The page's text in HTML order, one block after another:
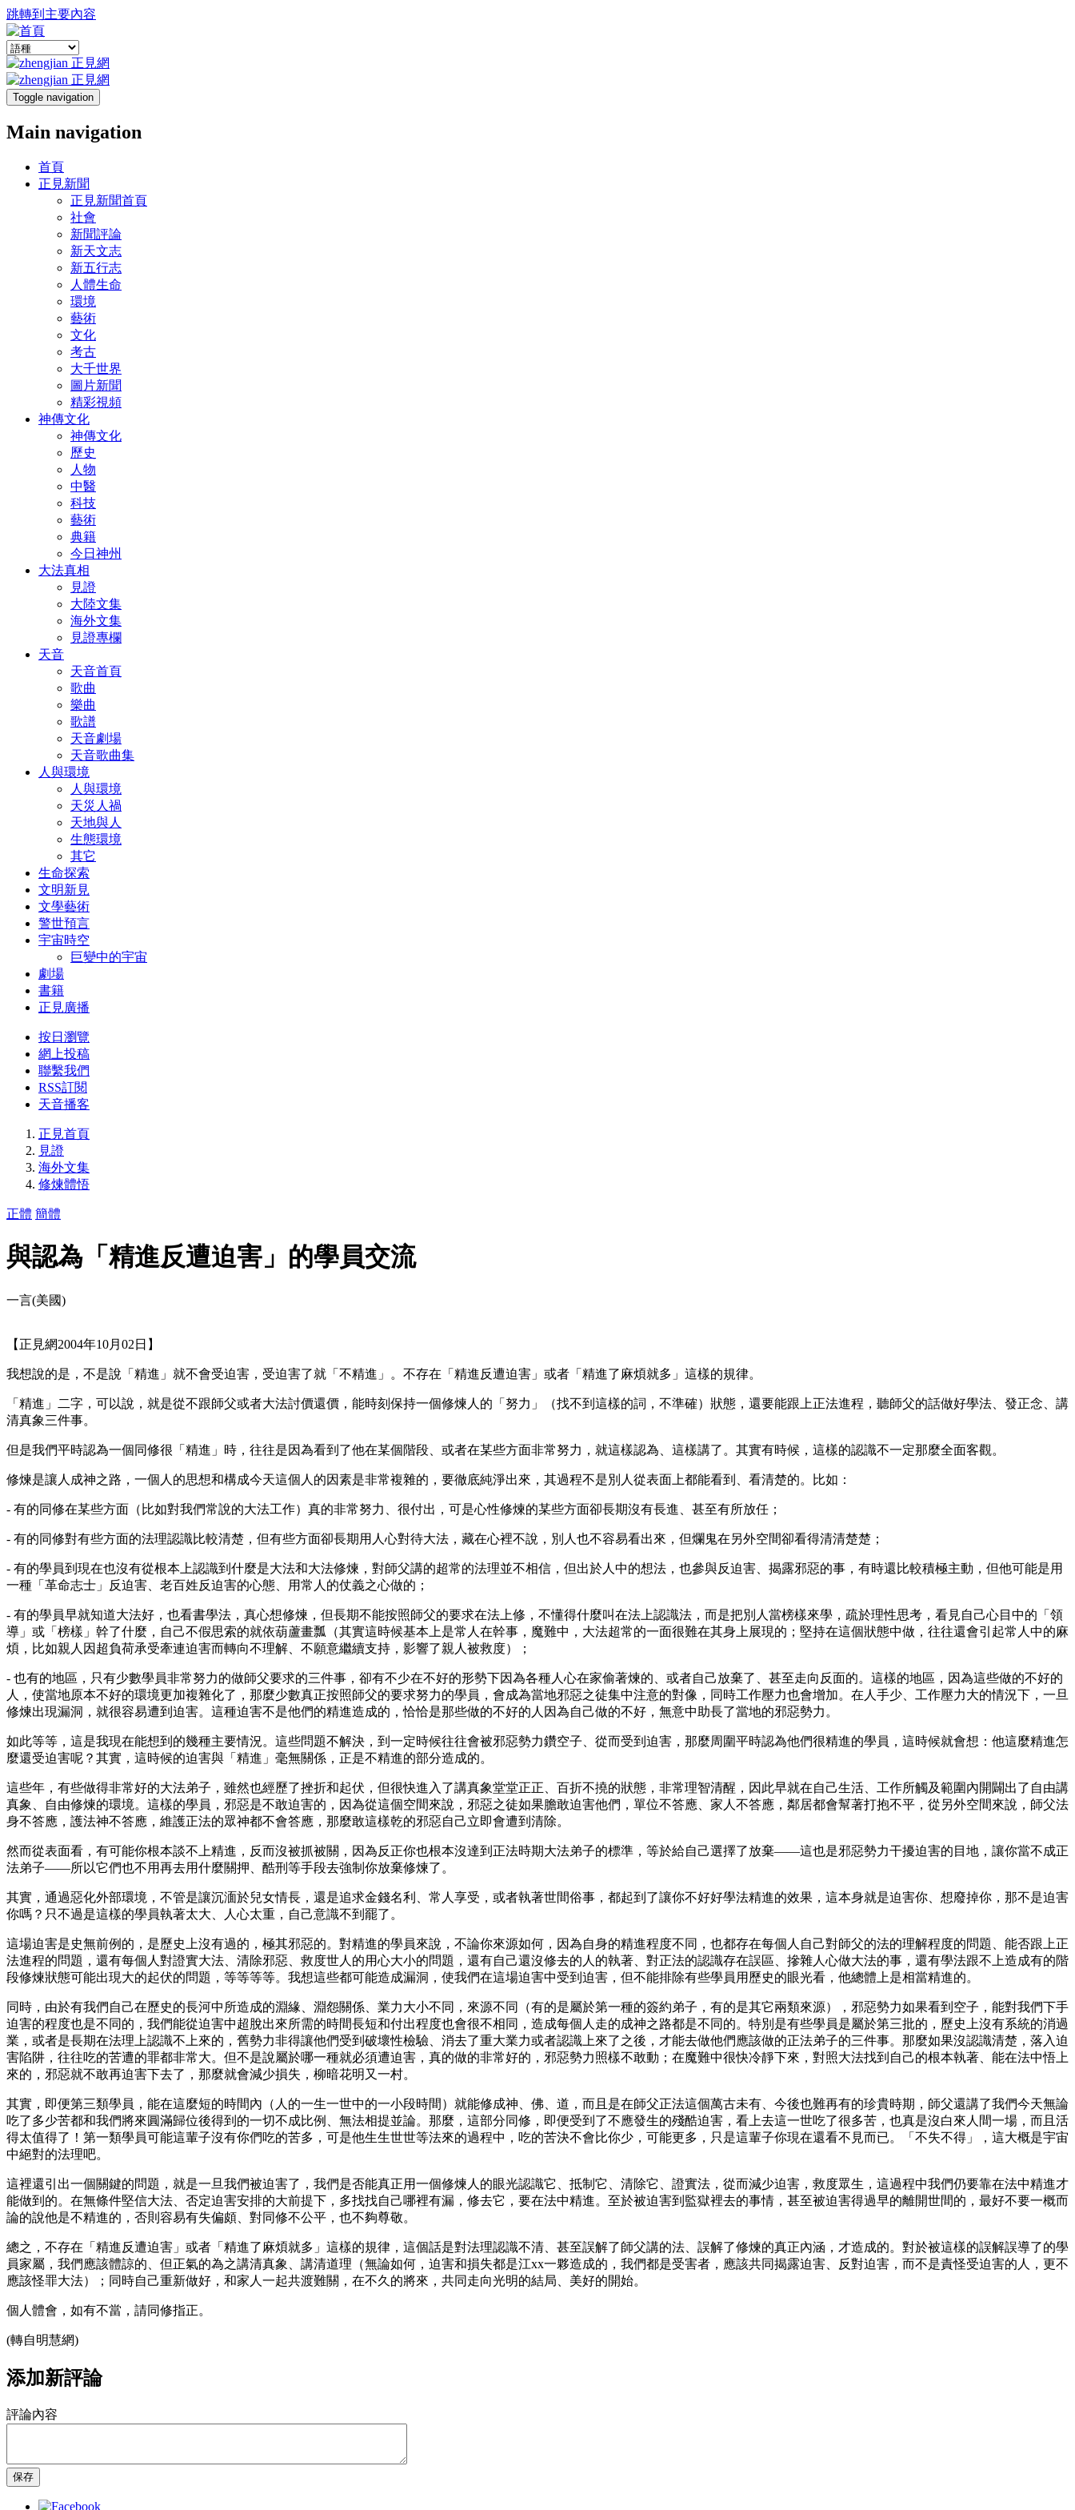
跳轉到主要內容
Toggle navigation
Main navigation
首頁
正見新聞
正見新聞首頁
社會
新聞評論
新天文志
新五行志
人體生命
環境
藝術
文化
考古
大千世界
圖片新聞
精彩視頻
神傳文化
神傳文化
歷史
人物
中醫
科技
藝術
典籍
今日神州
大法真相
見證
大陸文集
海外文集
見證專欄
天音
天音首頁
歌曲
樂曲
歌譜
天音劇場
天音歌曲集
人與環境
人與環境
天災人禍
天地與人
生態環境
其它
生命探索
文明新見
文學藝術
警世預言
宇宙時空
巨變中的宇宙
劇場
書籍
正見廣播
按日瀏覽
網上投稿
聯繫我們
RSS訂閱
天音播客
正見首頁
見證
海外文集
修煉體悟
正體 簡體
與認為「精進反遭迫害」的學員交流
一言(美國)
【正見網2004年10月02日】
我想說的是，不是說「精進」就不會受迫害，受迫害了就「不精進」。不存在「精進反遭迫害」或者「精進了麻煩就多」這樣的規律。
「精進」二字，可以說，就是從不跟師父或者大法討價還價，能時刻保持一個修煉人的「努力」（找不到這樣的詞，不準確）狀態，還要能跟上正法進程，聽師父的話做好學法、發正念、講
清真象三件事。
但是我們平時認為一個同修很「精進」時，往往是因為看到了他在某個階段、或者在某些方面非常努力，就這樣認為、這樣講了。其實有時候，這樣的認識不一定那麼全面客觀。
修煉是讓人成神之路，一個人的思想和構成今天這個人的因素是非常複雜的，要徹底純淨出來，其過程不是別人從表面上都能看到、看清楚的。比如：
- 有的同修在某些方面（比如對我們常說的大法工作）真的非常努力、很付出，可是心性修煉的某些方面卻長期沒有長進、甚至有所放任；
- 有的同修對有些方面的法理認識比較清楚，但有些方面卻長期用人心對待大法，藏在心裡不說，別人也不容易看出來，但爛鬼在另外空間卻看得清清楚楚；
- 有的學員到現在也沒有從根本上認識到什麼是大法和大法修煉，對師父講的超常的法理並不相信，但出於人中的想法，也參與反迫害、揭露邪惡的事，有時還比較積極主動，但他可能是用
一種「革命志士」反迫害、老百姓反迫害的心態、用常人的仗義之心做的；
- 有的學員早就知道大法好，也看書學法，真心想修煉，但長期不能按照師父的要求在法上修，不懂得什麼叫在法上認識法，而是把別人當榜樣來學，疏於理性思考，看見自己心目中的「領
導」或「榜樣」幹了什麼，自己不假思索的就依葫蘆畫瓢（其實這時候基本上是常人在幹事，魔難中，大法超常的一面很難在其身上展現的；堅持在這個狀態中做，往往還會引起常人中的麻
煩，比如親人因超負荷承受牽連迫害而轉向不理解、不願意繼續支持，影響了親人被救度）；
- 也有的地區，只有少數學員非常努力的做師父要求的三件事，卻有不少在不好的形勢下因為各種人心在家偷著煉的、或者自己放棄了、甚至走向反面的。這樣的地區，因為這些做的不好的
人，使當地原本不好的環境更加複雜化了，那麼少數真正按照師父的要求努力的學員，會成為當地邪惡之徒集中注意的對像，同時工作壓力也會增加。在人手少、工作壓力大的情況下，一旦
修煉出現漏洞，就很容易遭到迫害。這種迫害不是他們的精進造成的，恰恰是那些做的不好的人因為自己做的不好，無意中助長了當地的邪惡勢力。
如此等等，這是我現在能想到的幾種主要情況。這些問題不解決，到一定時候往往會被邪惡勢力鑽空子、從而受到迫害，那麼周圍平時認為他們很精進的學員，這時候就會想：他這麼精進怎
麼還受迫害呢？其實，這時候的迫害與「精進」毫無關係，正是不精進的部分造成的。
這些年，有些做得非常好的大法弟子，雖然也經歷了挫折和起伏，但很快進入了講真象堂堂正正、百折不撓的狀態，非常理智清醒，因此早就在自己生活、工作所觸及範圍內開闢出了自由講
真象、自由修煉的環境。這樣的學員，邪惡是不敢迫害的，因為從這個空間來說，邪惡之徒如果膽敢迫害他們，單位不答應、家人不答應，鄰居都會幫著打抱不平，從另外空間來說，師父法
身不答應，護法神不答應，維護正法的眾神都不會答應，那麼敢這樣乾的邪惡自己立即會遭到清除。
然而從表面看，有可能你根本談不上精進，反而沒被抓被關，因為反正你也根本沒達到正法時期大法弟子的標準，等於給自己選擇了放棄――這也是邪惡勢力干擾迫害的目地，讓你當不成正
法弟子――所以它們也不用再去用什麼關押、酷刑等手段去強制你放棄修煉了。
其實，通過惡化外部環境，不管是讓沉湎於兒女情長，還是追求金錢名利、常人享受，或者執著世間俗事，都起到了讓你不好好學法精進的效果，這本身就是迫害你、想廢掉你，那不是迫害
你嗎？只不過是這樣的學員執著太大、人心太重，自己意識不到罷了。
這場迫害是史無前例的，是歷史上沒有過的，極其邪惡的。對精進的學員來說，不論你來源如何，因為自身的精進程度不同，也都存在每個人自己對師父的法的理解程度的問題、能否跟上正
法進程的問題，還有每個人對證實大法、清除邪惡、救度世人的用心大小的問題，還有自己還沒修去的人的執著、對正法的認識存在誤區、摻雜人心做大法的事，還有學法跟不上造成有的階
段修煉狀態可能出現大的起伏的問題，等等等等。我想這些都可能造成漏洞，使我們在這場迫害中受到迫害，但不能排除有些學員用歷史的眼光看，他總體上是相當精進的。
同時，由於有我們自己在歷史的長河中所造成的淵緣、淵怨關係、業力大小不同，來源不同（有的是屬於第一種的簽約弟子，有的是其它兩類來源），邪惡勢力如果看到空子，能對我們下手
迫害的程度也是不同的，我們能從迫害中超脫出來所需的時間長短和付出程度也會很不相同，造成每個人走的成神之路都是不同的。特別是有些學員是屬於第三批的，歷史上沒有系統的消過
業，或者是長期在法理上認識不上來的，舊勢力非得讓他們受到破壞性檢驗、消去了重大業力或者認識上來了之後，才能去做他們應該做的正法弟子的三件事。那麼如果沒認識清楚，落入迫
害陷阱，往往吃的苦遭的罪都非常大。但不是說屬於哪一種就必須遭迫害，真的做的非常好的，邪惡勢力照樣不敢動；在魔難中很快冷靜下來，對照大法找到自己的根本執著、能在法中悟上
來的，邪惡就不敢再迫害下去了，那麼就會減少損失，柳暗花明又一村。
其實，即便第三類學員，能在這麼短的時間內（人的一生一世中的一小段時間）就能修成神、佛、道，而且是在師父正法這個萬古未有、今後也難再有的珍貴時期，師父還講了我們今天無論
吃了多少苦都和我們將來圓滿歸位後得到的一切不成比例、無法相提並論。那麼，這部分同修，即便受到了不應發生的殘酷迫害，看上去這一世吃了很多苦，也真是沒白來人間一場，而且活
得太值得了！第一類學員可能這輩子沒有你們吃的苦多，可是他生生世世等法來的過程中，吃的苦決不會比你少，可能更多，只是這輩子你現在還看不見而已。「不失不得」，這大概是宇宙
中絕對的法理吧。
這裡還引出一個關鍵的問題，就是一旦我們被迫害了，我們是否能真正用一個修煉人的眼光認識它、抵制它、清除它、證實法，從而減少迫害，救度眾生，這過程中我們仍要靠在法中精進才
能做到的。在無條件堅信大法、否定迫害安排的大前提下，多找找自己哪裡有漏，修去它，要在法中精進。至於被迫害到監獄裡去的事情，甚至被迫害得過早的離開世間的，最好不要一概而
論的說他是不精進的，否則容易有失偏頗、對同修不公平，也不夠尊敬。
總之，不存在「精進反遭迫害」或者「精進了麻煩就多」這樣的規律，這個話是對法理認識不清、甚至誤解了師父講的法、誤解了修煉的真正內涵，才造成的。對於被這樣的誤解誤導了的學
員家屬，我們應該體諒的、但正氣的為之講清真象、講清道理（無論如何，迫害和損失都是江xx一夥造成的，我們都是受害者，應該共同揭露迫害、反對迫害，而不是責怪受迫害的人，更不
應該怪罪大法）；同時自己重新做好，和家人一起共渡難關，在不久的將來，共同走向光明的結局、美好的開始。
個人體會，如有不當，請同修指正。
(轉自明慧網)
添加新評論
評論內容
保存